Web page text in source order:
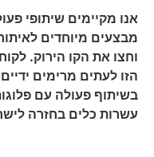
אנו מקיימים שיתופי
מבצעים מיוחדים
וחצו את הקו הירוק.
הזו לעתים מרימים
בשיתוף פעולה עם
עשרות כלים בחזרה